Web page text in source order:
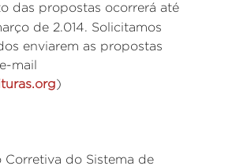
das propostas ocorrerá até
de 2.014. Solicitamos
enviarem as propostas
mail
)
Corretiva do Sistema de